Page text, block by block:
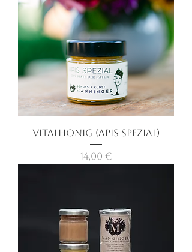
Vitalhonig (Apis Spezial)
Preis
14,00 €